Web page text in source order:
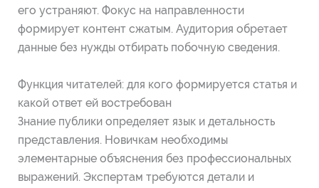
его устраняют. Фокус на направленности
формирует контент сжатым. Аудитория обретает
данные без нужды отбирать побочную сведения.
Функция читателей: для кого формируется статья и
какой ответ ей востребован
Знание публики определяет язык и детальность
представления. Новичкам необходимы
элементарные объяснения без профессиональных
выражений. Экспертам требуются детали и